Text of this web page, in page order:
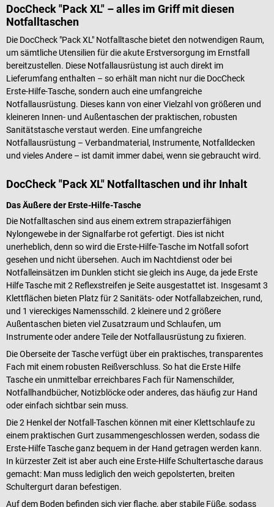
DocCheck "Pack XL" – alles im Griff mit diesen
Notfalltaschen
Die DocCheck "Pack XL" Notfalltasche bietet den notwendigen Raum,
um sämtliche Utensilien für die akute Erstversorgung im Ernstfall
bereitzustellen. Diese Notfallausrüstung ist auch direkt im
Lieferumfang enthalten – so erhält man nicht nur die DocCheck
Erste-Hilfe-Tasche, sondern auch eine umfangreiche
Notfallausrüstung. Dieses kann von einer Vielzahl von größeren und
kleineren Innen- und Außentaschen der praktischen, robusten
Sanitätstasche verstaut werden. Eine umfangreiche
Notfallausrüstung – Verbandmaterial, Instrumente, Notfalldecken
und vieles Andere – ist damit immer dabei, wenn sie gebraucht wird.
DocCheck "Pack XL" Notfalltaschen und ihr Inhalt
Das Äußere der Erste-Hilfe-Tasche
Die Notfalltaschen sind aus einem extrem strapazierfähigen
Nylongewebe in der Signalfarbe rot gefertigt. Dies ist nicht
unerheblich, denn so wird die Erste-Hilfe-Tasche im Notfall sofort
gesehen und nicht übersehen. Auch im Nachtdienst oder bei
Notfalleinsätzen im Dunklen sticht sie gleich ins Auge, da jede Erste
Hilfe Tasche mit 2 Reflexstreifen je Seite ausgestattet ist. Insgesamt 3
Klettflächen bieten Platz für 2 Sanitäts- oder Notfallabzeichen, rund,
und 1 viereckiges Namensschild. 2 kleinere und 2 größere
Außentaschen bieten viel Zusatzraum und Schlaufen, um
Instrumente oder andere Teile der Notfallausrüstung zu fixieren.
Die Oberseite der Tasche verfügt über ein praktisches, transparentes
Fach mit einem robusten Reißverschluss. So hat die Erste Hilfe
Tasche ein unmittelbar erreichbares Fach für Namenschilder,
Notfallhandbücher, Notizblöcke oder anderes, das häufig zur Hand
oder einfach sichtbar sein muss.
Die 2 Henkel der Notfall-Taschen können mit einer Klettschlaufe zu
einem praktischen Gurt zusammengeschlossen werden, sodass die
Erste-Hilfe Tasche ganz bequem in der Hand getragen werden kann.
In kürzester Zeit ist aber auch eine Erste-Hilfe Schultertasche daraus
gemacht: Man muss lediglich den weich gepolsterten, breiten
Schultergurt daran befestigen.
Auf dem Boden befinden sich vier flache, aber stabile Füße, sodass